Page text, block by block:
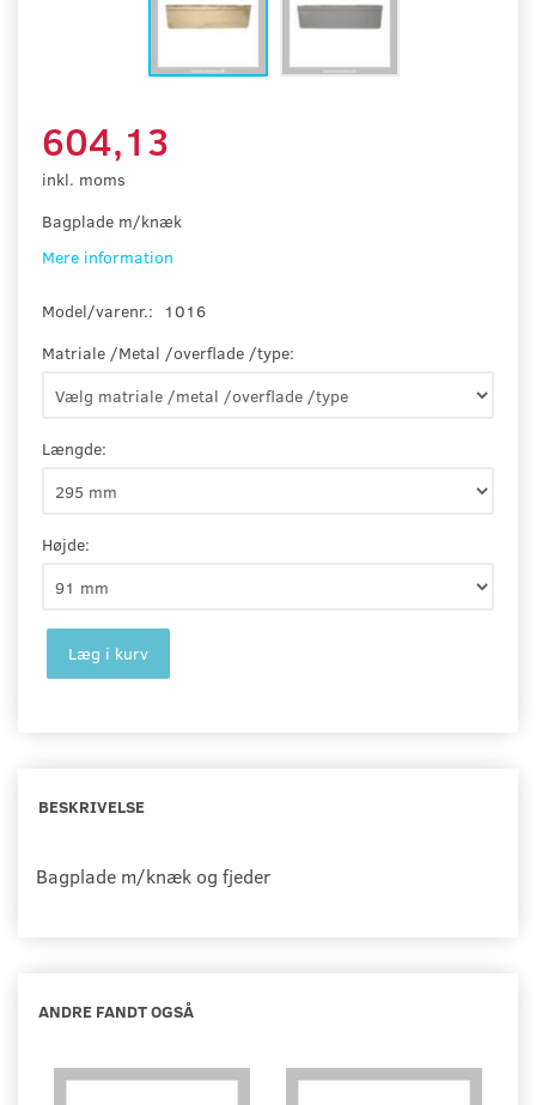
604,13
inkl. moms
Bagplade m/knæk
Mere information
Model/varenr.:
1016
Matriale /Metal /overflade /type:
Længde:
Højde:
Læg i kurv
BESKRIVELSE
Bagplade m/knæk og fjeder
ANDRE FANDT OGSÅ